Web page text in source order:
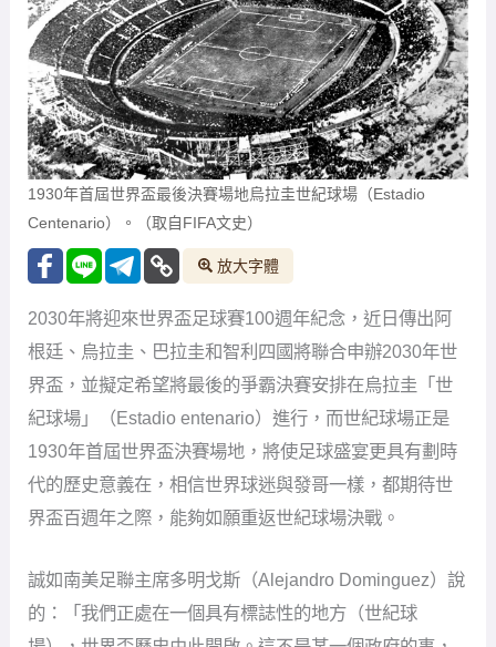
1930年首屆世界盃最後決賽場地烏拉圭世紀球場（Estadio
Centenario）。（取自FIFA文史）
放大字體
2030年將迎來世界盃足球賽100週年紀念，近日傳出阿
根廷、烏拉圭、巴拉圭和智利四國將聯合申辦2030年世
界盃，並擬定希望將最後的爭霸決賽安排在烏拉圭「世
紀球場」（Estadio entenario）進行，而世紀球場正是
1930年首屆世界盃決賽場地，將使足球盛宴更具有劃時
代的歷史意義在，相信世界球迷與發哥一樣，都期待世
界盃百週年之際，能夠如願重返世紀球場決戰。
誠如南美足聯主席多明戈斯（Alejandro Dominguez）說
的：「我們正處在一個具有標誌性的地方（世紀球